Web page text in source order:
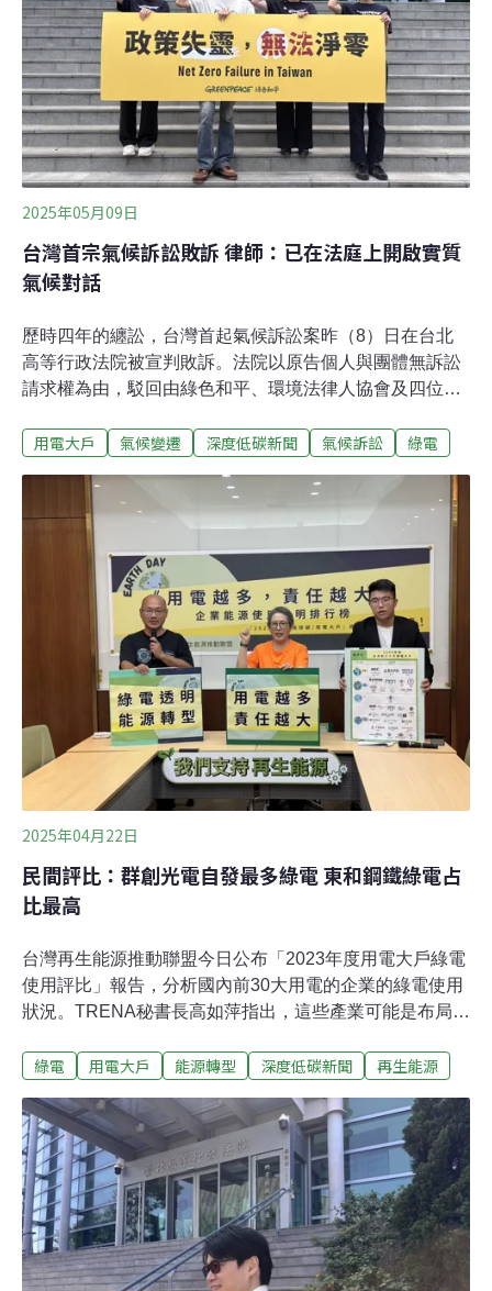
2025年05月09日
台灣首宗氣候訴訟敗訴 律師：已在法庭上開啟實質
氣候對話
歷時四年的纏訟，台灣首起氣候訴訟案昨（8）日在台北
高等行政法院被宣判敗訴。法院以原告個人與團體無訴訟
請求權為由，駁回由綠色和平、環境法律人協會及四位公
動企業減碳的訴訟。對於判決結果，原告律師簡凱倫表示
同提起的氣候訴訟，已開啟台灣氣候訴訟與治理對話。法
院認定用電大戶條款具合法性法院判決指出，《氣候法》
與《再生能源發展條例》皆牽涉氣候與能源政策，但其核
心目標與主管機關不同。用電大戶條款是推動減碳的眾多
手段之一，屬於整體能源轉型的推廣工具。該條款由經濟
部依據法律授權，並經過產官學各界蒐集意見後訂定，屬
於行政機關依法行使職權的範疇。
用電大戶 氣候變遷 深度低碳新聞 氣候訴訟 綠電
2025年04月22日
民間評比：群創光電自發最多綠電 東和鋼鐵綠電占
比最高
台灣再生能源推動聯盟今日公布「2023年度用電大戶綠電
使用評比」報告，分析國內前30大用電的企業的綠電使用
狀況。TRENA秘書長高如萍指出，這些產業可能是布局全
界地球日，希望用電大戶帶頭展現減碳責任。各大企業之
位居榜首。至於台積電，因未公開「用電量」而無法計算
其綠電使用占比。TRENA強調，還有更多的用電大戶用電
資訊不公開，呼籲政府加強要求資訊揭露。群創光電自發
最多綠電 東和鋼鐵綠電占比最高TRENA專案助理李建緯
說明，單看企業自行建置、使用綠電的「綠電自發自用總
量」，群創光電自發自用量48014MWh（千度電）高居榜
首，遠超其他企業。其次是台灣中油和豐興鋼鐵，分別是
綠電 用電大戶 能源轉型 深度低碳新聞 再生能源